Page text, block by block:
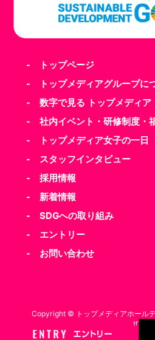
- トップページ
- トップメディアグループに
- 数字で見る トップメディア
- 社内イベント・研修制度・
- トップメディア女子の一日
- スタッフインタビュー
- 採用情報
- 新着情報
- SDGへの取り組み
- エントリー
- お問い合わせ
Copyright © トップメディアホール
Reserved.